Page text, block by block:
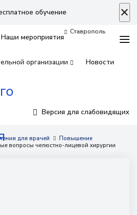
обучение
Наши мероприятия
организации Новости
Версия для слабовидящих
Ставрополь
для врачей
Повышение
вопросы челюстно-лицевой хирургии
×